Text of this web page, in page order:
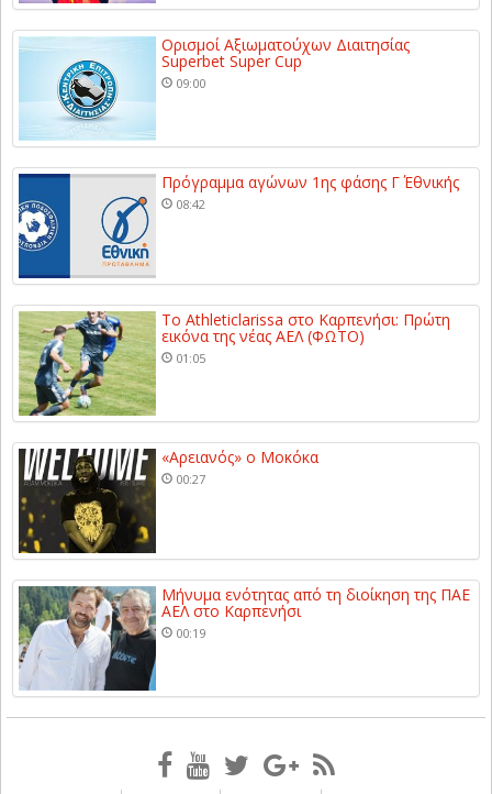
Ορισμοί Αξιωματούχων Διαιτησίας
Superbet Super Cup
09:00
Πρόγραμμα αγώνων 1ης φάσης Γ΄ Εθνικής
08:42
Το Athleticlarissa στο Καρπενήσι: Πρώτη
εικόνα της νέας ΑΕΛ (ΦΩΤΟ)
01:05
«Αρειανός» ο Μοκόκα
00:27
Μήνυμα ενότητας από τη διοίκηση της ΠΑΕ
ΑΕΛ στο Καρπενήσι
00:19